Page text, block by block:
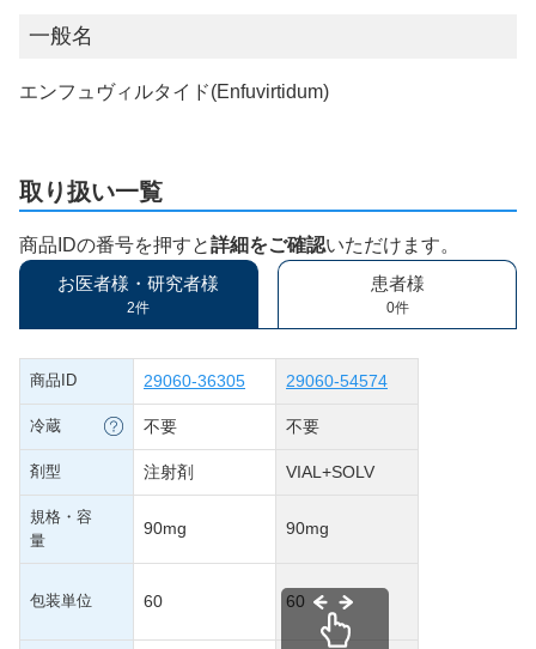
一般名
エンフュヴィルタイド(Enfuvirtidum)
取り扱い一覧
商品IDの番号を押すと詳細をご確認いただけます。
お医者様・研究者様
2件
患者様
0件
商品ID 29060-36305 29060-54574
冷蔵 不要 不要
剤型 注射剤 VIAL+SOLV
規格・容
量
90mg 90mg
包装単位 60 60